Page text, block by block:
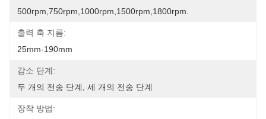
500rpm,750rpm,1000rpm,1500rpm,1800rpm.
출력 축 지름:
25mm-190mm
감소 단계:
두 개의 전송 단계, 세 개의 전송 단계
장착 방법: